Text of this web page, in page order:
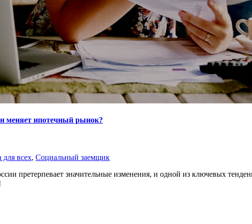
меняет ипотечный рынок?
для всех, Социальный заемщик
претерпевает значительные изменения, и одной из ключевых